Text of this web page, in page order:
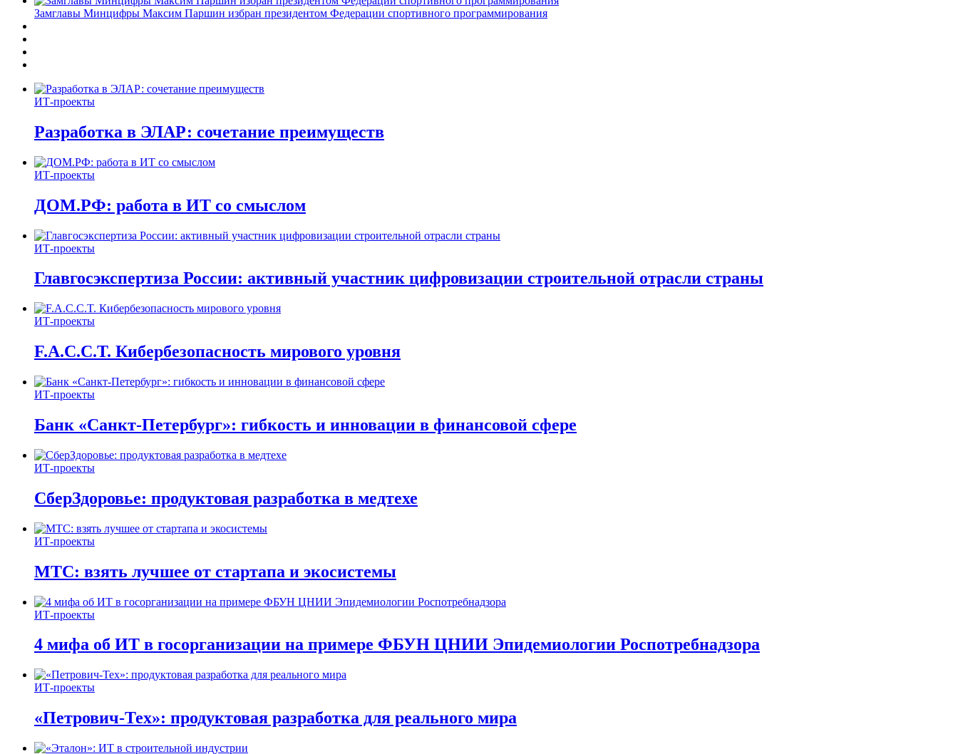
Замглавы Минцифры Максим Паршин избран президентом Федерации спортивного программирования
ИТ-проекты
Разработка в ЭЛАР: сочетание преимуществ
ИТ-проекты
ДОМ.РФ: работа в ИТ со смыслом
ИТ-проекты
Главгосэкспертиза России: активный участник цифровизации строительной отрасли страны
ИТ-проекты
F.A.C.C.T. Кибербезопасность мирового уровня
ИТ-проекты
Банк «Санкт-Петербург»: гибкость и инновации в финансовой сфере
ИТ-проекты
СберЗдоровье: продуктовая разработка в медтехе
ИТ-проекты
МТС: взять лучшее от стартапа и экосистемы
ИТ-проекты
4 мифа об ИТ в госорганизации на примере ФБУН ЦНИИ Эпидемиологии Роспотребнадзора
ИТ-проекты
«Петрович-Тех»: продуктовая разработка для реального мира